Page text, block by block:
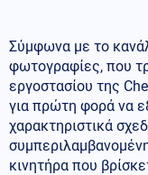
Σύμφωνα με το
φωτογραφίες, που
εργοστασίου της
για πρώτη φορά να
χαρακτηριστικά
κινητήρα που